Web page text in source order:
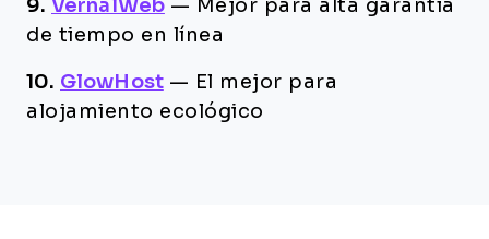
9. VernalWeb — Mejor para alta garantía
de tiempo en línea
10. GlowHost — El mejor para
alojamiento ecológico